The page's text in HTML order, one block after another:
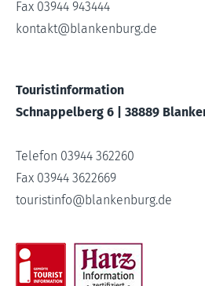
Fax 03944 943444
kontakt@blankenburg.de
Touristinformation
Schnappelberg 6 | 38889
Telefon 03944 362260
Fax 03944 3622669
touristinfo@blankenburg.de